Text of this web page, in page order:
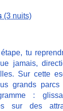
(3 nuits)
tu
jamais,
Sur cette
grands
:
sur des